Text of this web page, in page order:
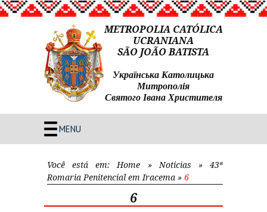
METROPOLIA CATÓLICA
UCRANIANA
SÃO JOÃO BATISTA
Українська Католицька
Митрополія
Святого Івана Христителя
MENU
Você está em: Home » Noticias »43ª
Romaria Penitencial em Iracema » 6
6